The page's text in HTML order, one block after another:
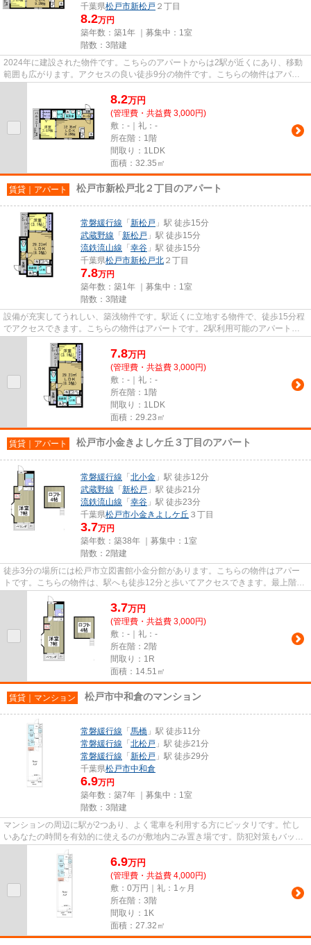
千葉県松戸市新松戸 ２丁目
8.2万円
築年数：築1年 ｜募集中： 1室
階数：3階建
2024年に建設された物件です。こちらのアパートからは2駅が近くにあり、移動
範囲も広がります。アクセスの良い徒歩9分の物件です。こちらの物件はアパー
8.2万円
(管理費・共益費 3,000円)
敷：-｜礼：-
所在階：1階
間取り：1LDK
面積：32.35㎡
賃貸｜アパート 松戸市新松戸北２丁目のアパート
常磐緩行線 「 新松戸 」駅 徒歩15分
武蔵野線 「 新松戸 」駅 徒歩15分
流鉄流山線 「 幸谷 」駅 徒歩15分
千葉県松戸市新松戸北 ２丁目
7.8万円
築年数：築1年 ｜募集中： 1室
階数：3階建
設備が充実してうれしい、築浅物件です。駅近くに立地する物件で、徒歩15分程
でアクセスできます。こちらの物件はアパートです。2駅利用可能のアパートで
7.8万円
(管理費・共益費 3,000円)
敷：-｜礼：-
所在階：1階
間取り：1LDK
面積：29.23㎡
賃貸｜アパート 松戸市小金きよしケ丘３丁目のアパート
常磐緩行線 「 北小金 」駅 徒歩12分
武蔵野線 「 新松戸 」駅 徒歩21分
流鉄流山線 「 幸谷 」駅 徒歩23分
千葉県松戸市小金きよしケ丘 ３丁目
3.7万円
築年数：築38年 ｜募集中： 1室
階数：2階建
徒歩3分の場所には松戸市立図書館小金分館があります。こちらの物件はアパー
トです。こちらの物件は、駅へも徒歩12分と歩いてアクセスできます。最上階の
物件です。当社スタッフが地域...
3.7万円
(管理費・共益費 3,000円)
敷：-｜礼：-
所在階：2階
間取り：1R
面積：14.51㎡
賃貸｜マンション 松戸市中和倉のマンション
常磐緩行線 「 馬橋 」駅 徒歩11分
常磐緩行線 「 北松戸 」駅 徒歩21分
常磐緩行線 「 新松戸 」駅 徒歩29分
千葉県松戸市中和倉
6.9万円
築年数：築7年 ｜募集中： 1室
階数：3階建
マンションの周辺に駅が2つあり、よく電車を利用する方にピッタリです。忙し
いあなたの時間を有効的に使えるのが敷地内ごみ置き場です。防犯対策もバッチ
リなマンションタイプの物件で...
6.9万円
(管理費・共益費 4,000円)
敷：0万円｜礼：1ヶ月
所在階：3階
間取り：1K
面積：27.32㎡